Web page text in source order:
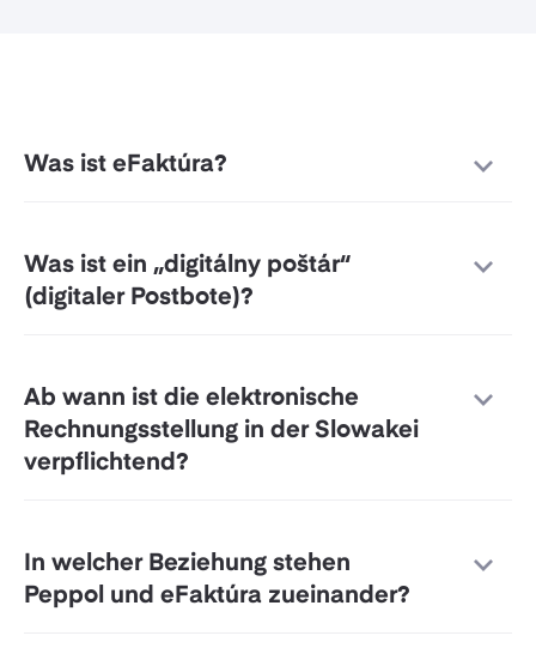
Was ist eFaktúra?
Was ist ein „digitálny poštár“
(digitaler Postbote)?
Ab wann ist die elektronische
Rechnungsstellung in der Slowakei
verpflichtend?
In welcher Beziehung stehen
Peppol und eFaktúra zueinander?